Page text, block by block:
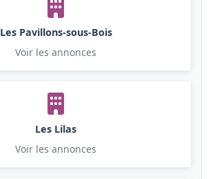
Les Pavillons-sous-Bois
Voir les annonces
Les Lilas
Voir les annonces